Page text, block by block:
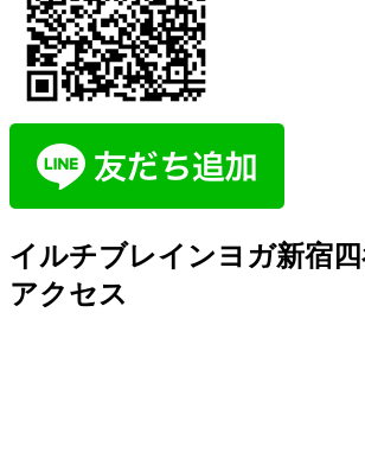
イルチブレインヨガ新宿
アクセス